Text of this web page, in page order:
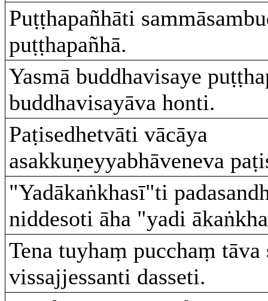
Puṭṭhapañhāti
puṭṭhapañhā.
Yasmā buddhavisaye
buddhavisayāva honti.
Paṭisedhetvāti vācāya
asakkuṇeyyabhāveneva
"Yadākaṅkhasī"ti
niddesoti āha "yadi
Tena tuyhaṃ pucchaṃ tāva
vissajjessanti dasseti.